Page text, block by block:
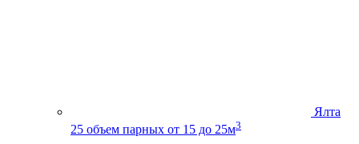
Ялта
25 объем парных от 15 до 25м3